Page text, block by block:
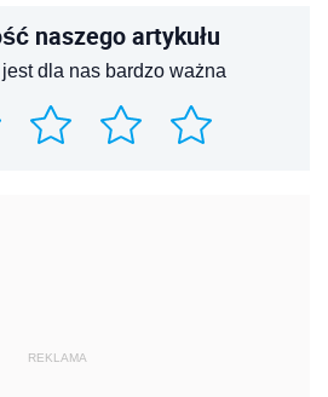
naszego artykułu
dla nas bardzo ważna
REKLAMA